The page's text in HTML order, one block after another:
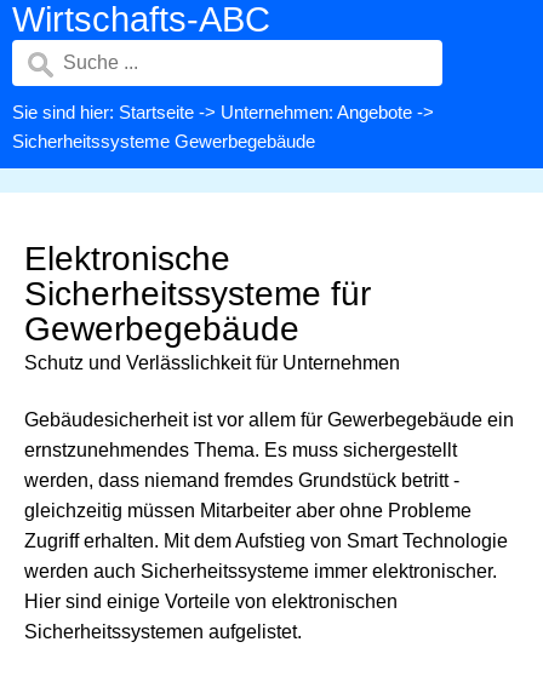
Wirtschafts-ABC
Sie sind hier: Startseite -> Unternehmen: Angebote ->
Sicherheitssysteme Gewerbegebäude
Elektronische
Sicherheitssysteme für
Gewerbegebäude
Schutz und Verlässlichkeit für Unternehmen
Gebäudesicherheit ist vor allem für Gewerbegebäude ein
ernstzunehmendes Thema. Es muss sichergestellt
werden, dass niemand fremdes Grundstück betritt -
gleichzeitig müssen Mitarbeiter aber ohne Probleme
Zugriff erhalten. Mit dem Aufstieg von Smart Technologie
werden auch Sicherheitssysteme immer elektronischer.
Hier sind einige Vorteile von elektronischen
Sicherheitssystemen aufgelistet.